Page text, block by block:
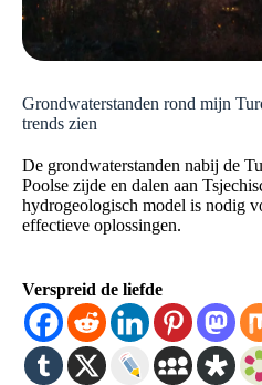
Grondwaterstanden rond mijn
trends zien
De grondwaterstanden nabij de
Poolse zijde en dalen aan
hydrogeologisch model is nodig
effectieve oplossingen.
Verspreid de liefde